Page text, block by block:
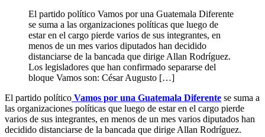
El partido político Vamos por una Guatemala Diferente
se suma a las organizaciones políticas que luego de
estar en el cargo pierde varios de sus integrantes, en
menos de un mes varios diputados han decidido
distanciarse de la bancada que dirige Allan Rodríguez.
Los legisladores que han confirmado separarse del
bloque Vamos son: César Augusto […]
El partido político Vamos por una Guatemala Diferente se suma a
las organizaciones políticas que luego de estar en el cargo pierde
varios de sus integrantes, en menos de un mes varios diputados han
decidido distanciarse de la bancada que dirige Allan Rodríguez.